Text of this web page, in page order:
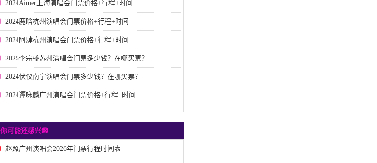
2024Aimer上海演唱会门票价格+行程+时间
2024鹿晗杭州演唱会门票价格+行程+时间
2024阿肆杭州演唱会门票价格+行程+时间
2025李宗盛苏州演唱会门票多少钱？在哪买票？
2024伏仪南宁演唱会门票多少钱？在哪买票？
2024谭咏麟广州演唱会门票价格+行程+时间
你可能还感兴趣
赵照广州演唱会2026年门票行程时间表